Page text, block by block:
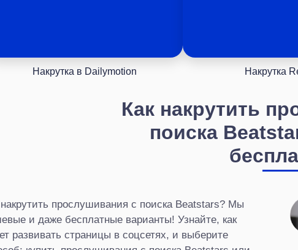
Накрутка в Dailymotion Накрутка
Как накрутить
поиска
прослушивания с поиска Beatstars? Мы
и даже бесплатные варианты! Узнайте, как
развивать страницы в соцсетях, и выберите